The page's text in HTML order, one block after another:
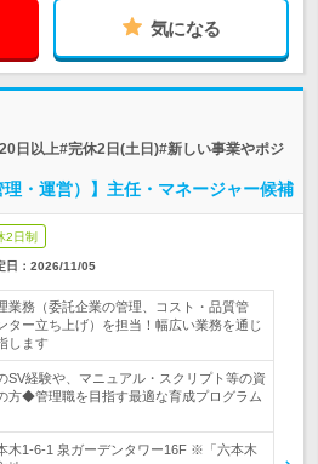
気になる
日以上#完休2日(土日)#新しい事業やポジ
理・運営）】主任・マネージャー候補
2日制
日： 2026/11/05
業務（委託企業の管理、コスト・品質管
ター立ち上げ）を担当！幅広い業務を通じ
します
経験や、マニュアル・スクリプト等の資
方◆管理職を目指す最適な育成プログラム
木1-6-1 泉ガーデンタワー16F ※「六本木